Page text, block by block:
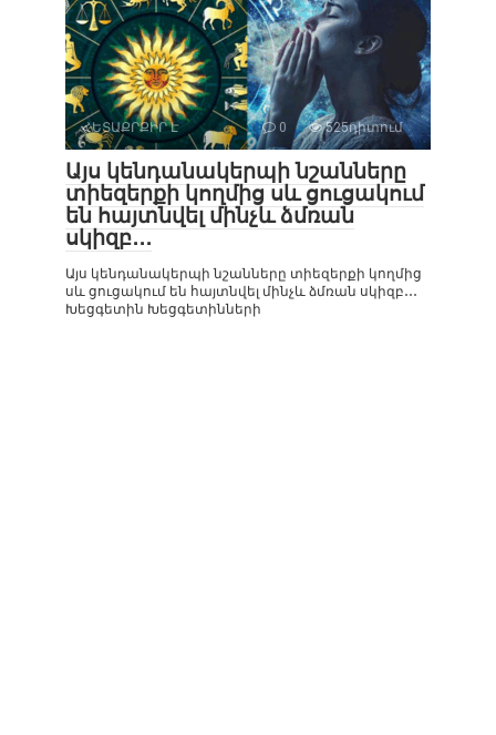
ՀԵՏԱՔՐՔԻՐ Է 0 525դիտում
Այս կենդանակերպի նշանները
տիեզերքի կողմից սև ցուցակում
են հայտնվել մինչև ձմռան
սկիզբ․․․
Այս կենդանակերպի նշանները տիեզերքի կողմից
սև ցուցակում են հայտնվել մինչև ձմռան սկիզբ․․․
Խեցգետին Խեցգետինների